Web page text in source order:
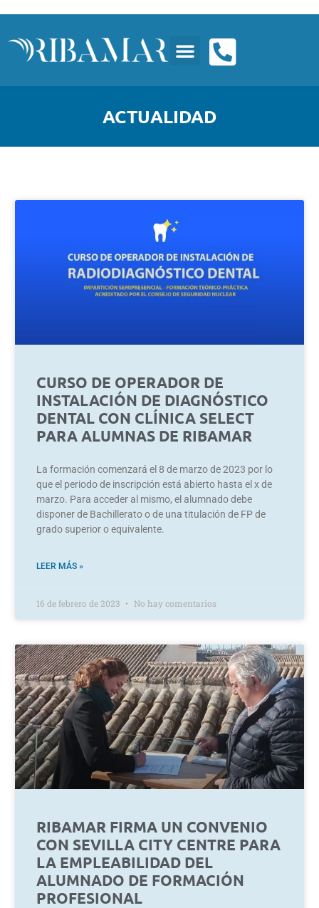
ACTUALIDAD
CURSO DE OPERADOR DE
INSTALACIÓN DE DIAGNÓSTICO
DENTAL CON CLÍNICA SELECT
PARA ALUMNAS DE RIBAMAR
La formación comenzará el 8 de marzo de 2023 por lo
que el periodo de inscripción está abierto hasta el x de
marzo. Para acceder al mismo, el alumnado debe
disponer de Bachillerato o de una titulación de FP de
grado superior o equivalente.
LEER MÁS »
16 de febrero de 2023 No hay comentarios
RIBAMAR FIRMA UN CONVENIO
CON SEVILLA CITY CENTRE PARA
LA EMPLEABILIDAD DEL
ALUMNADO DE FORMACIÓN
PROFESIONAL